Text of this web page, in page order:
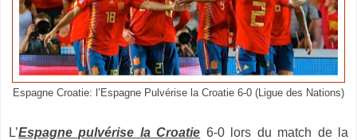
Espagne Croatie: l’Espagne Pulvérise la Croatie 6-0 (Ligue des Nations)
L’Espagne pulvérise la Croatie 6-0 lors du match de la